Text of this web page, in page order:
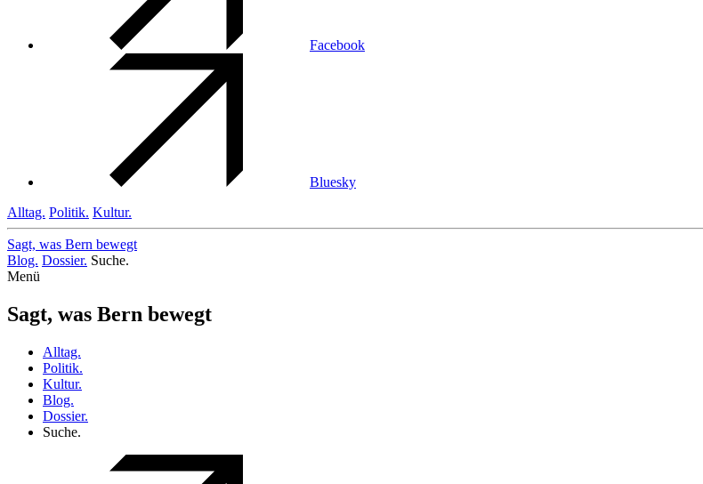
Facebook
Bluesky
Alltag. Politik. Kultur.
Sagt, was Bern bewegt
Blog. Dossier. Suche.
Menü
Sagt, was Bern bewegt
Alltag.
Politik.
Kultur.
Blog.
Dossier.
Suche.